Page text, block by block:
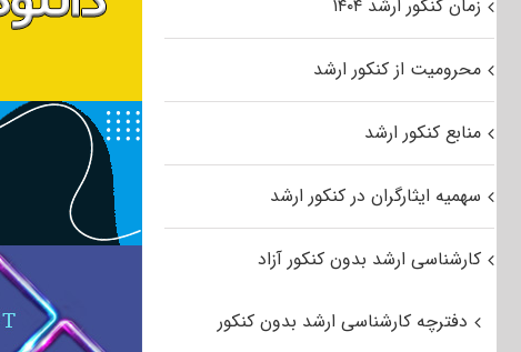
زمان کنکور ارشد ۱۴۰۴
محرومیت از کنکور ارشد
منابع کنکور ارشد
سهمیه ایثارگران در کنکور ارشد
کارشناسی ارشد بدون کنکور آزاد
دفترچه کارشناسی ارشد بدون کنکور